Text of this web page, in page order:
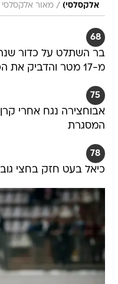
אלקסלסי) / מאור אלקסלסי
68
בר השתלט על כדור
מ-17 מטר והדביק את הכדור לקורה
75
אבוחצירה נגח אחרי
המסגרת
78
כיאל בעט חזק בחצי גובה מ-25 מטר, חברון